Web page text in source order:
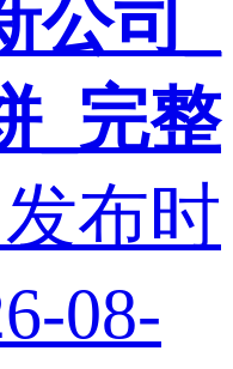
司_
_完整
发布时
08-